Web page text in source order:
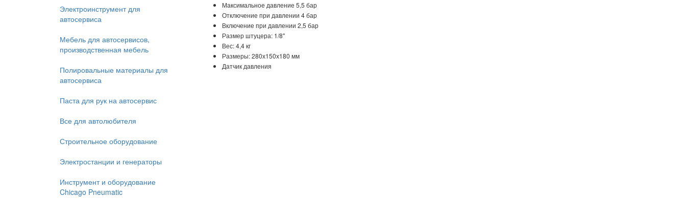
Электроинструмент для
автосервиса
Мебель для автосервисов,
производственная мебель
Полировальные материалы для
автосервиса
Паста для рук на автосервис
Все для автолюбителя
Строительное оборудование
Электростанции и генераторы
Инструмент и оборудование
Chicago Pneumatic
Максимальное давление 5,5 бар
Отключение при давлении 4 бар
Включение при давлении 2,5 бар
Размер штуцера: 1/8"
Вес: 4,4 кг
Размеры: 280х150х180 мм
Датчик давления